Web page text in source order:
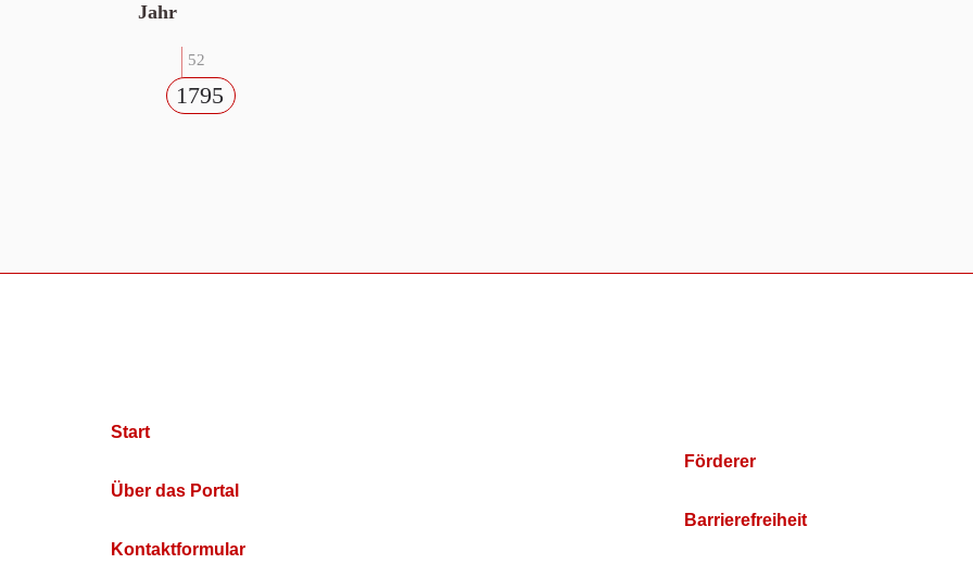
Jahr
52
1795
Start
Über das Portal
Kontaktformular
Förderer
Barrierefreiheit